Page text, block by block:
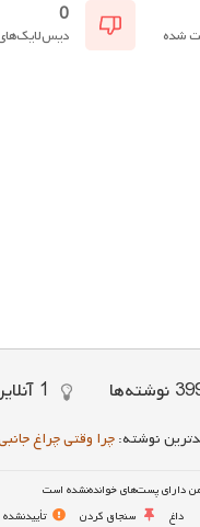
شده
0
نوشته‌ها 1
نوشته:چرا وقتی چراغ
دارای پست‌های خوانده‌نشده است
داغ سنجاق کردن تأییدنشده